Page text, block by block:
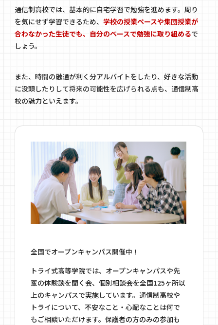
通信制高校では、基本的に自宅学習で勉強を進めます。周り
を気にせず学習できるため、 学校の授業ペースや集団授業が
合わなかった生徒でも、自分のペースで勉強に取り組めるで
しょう。
また、時間の融通が利く分アルバイトをしたり、好きな活動
に没頭したりして将来の可能性を広げられる点も、通信制高
校の魅力といえます。
全国でオープンキャンパス開催中！
トライ式高等学院では、オープンキャンパスや先
輩の体験談を聞く会、個別相談会を全国125ヶ所以
上のキャンパスで実施しています。通信制高校や
トライについて、不安なこと・心配なことは何で
もご相談いただけます。保護者の方のみの参加も